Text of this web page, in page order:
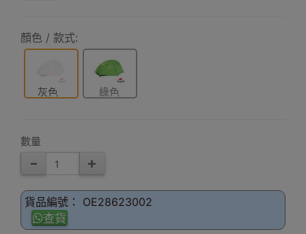
顏色 / 款式:
灰色 綠色
數量
貨品編號： OE28623002
查貨